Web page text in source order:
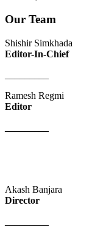
Our Team
Shishir Simkhada
Editor-In-Chief
Ramesh Regmi
Editor
Akash Banjara
Director